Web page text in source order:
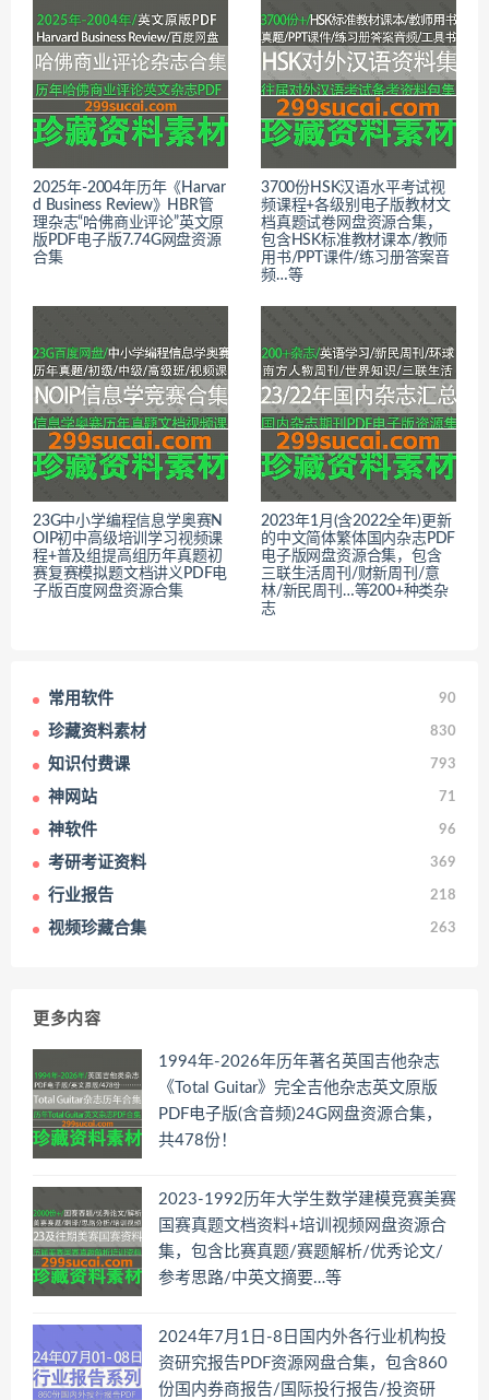
2025年-2004年历年《Harvar
d Business Review》HBR管
理杂志“哈佛商业评论”英文原
版PDF电子版7.74G网盘资源
合集
3700份HSK汉语水平考试视
频课程+各级别电子版教材文
档真题试卷网盘资源合集，
包含HSK标准教材课本/教师
用书/PPT课件/练习册答案音
频…等
23G中小学编程信息学奥赛N
OIP初中高级培训学习视频课
程+普及组提高组历年真题初
赛复赛模拟题文档讲义PDF电
子版百度网盘资源合集
2023年1月(含2022全年)更新
的中文简体繁体国内杂志PDF
电子版网盘资源合集，包含
三联生活周刊/财新周刊/意
林/新民周刊…等200+种类杂
志
常用软件 90
珍藏资料素材 830
知识付费课 793
神网站 71
神软件 96
考研考证资料 369
行业报告 218
视频珍藏合集 263
更多内容
1994年-2026年历年著名英国吉他杂志
《Total Guitar》完全吉他杂志英文原版
PDF电子版(含音频)24G网盘资源合集，
共478份！
2023-1992历年大学生数学建模竞赛美赛
国赛真题文档资料+培训视频网盘资源合
集，包含比赛真题/赛题解析/优秀论文/
参考思路/中英文摘要…等
2024年7月1日-8日国内外各行业机构投
资研究报告PDF资源网盘合集，包含860
份国内券商报告/国际投行报告/投资研